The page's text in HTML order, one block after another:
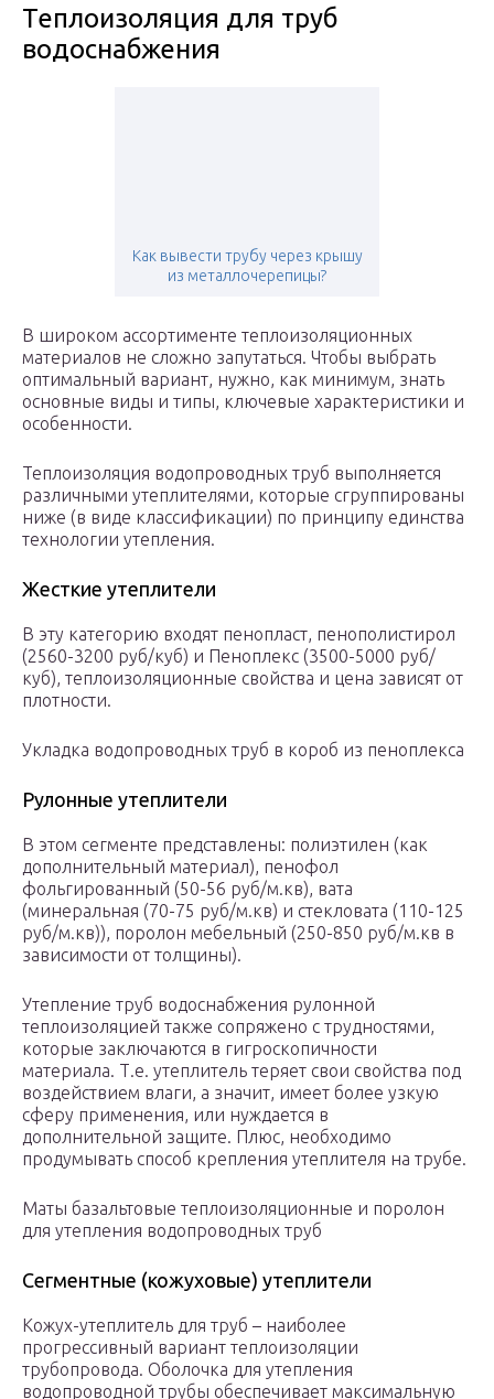
Теплоизоляция для труб
водоснабжения
Как вывести трубу через крышу
из металлочерепицы?
В широком ассортименте теплоизоляционных
материалов не сложно запутаться. Чтобы выбрать
оптимальный вариант, нужно, как минимум, знать
основные виды и типы, ключевые характеристики и
особенности.
Теплоизоляция водопроводных труб выполняется
различными утеплителями, которые сгруппированы
ниже (в виде классификации) по принципу единства
технологии утепления.
Жесткие утеплители
В эту категорию входят пенопласт, пенополистирол
(2560-3200 руб/куб) и Пеноплекс (3500-5000 руб/
куб), теплоизоляционные свойства и цена зависят от
плотности.
Укладка водопроводных труб в короб из пеноплекса
Рулонные утеплители
В этом сегменте представлены: полиэтилен (как
дополнительный материал), пенофол
фольгированный (50-56 руб/м.кв), вата
(минеральная (70-75 руб/м.кв) и стекловата (110-125
руб/м.кв)), поролон мебельный (250-850 руб/м.кв в
зависимости от толщины).
Утепление труб водоснабжения рулонной
теплоизоляцией также сопряжено с трудностями,
которые заключаются в гигроскопичности
материала. Т.е. утеплитель теряет свои свойства под
воздействием влаги, а значит, имеет более узкую
сферу применения, или нуждается в
дополнительной защите. Плюс, необходимо
продумывать способ крепления утеплителя на трубе.
Маты базальтовые теплоизоляционные и поролон
для утепления водопроводных труб
Сегментные (кожуховые) утеплители
Кожух-утеплитель для труб – наиболее
прогрессивный вариант теплоизоляции
трубопровода. Оболочка для утепления
водопроводной трубы обеспечивает максимальную